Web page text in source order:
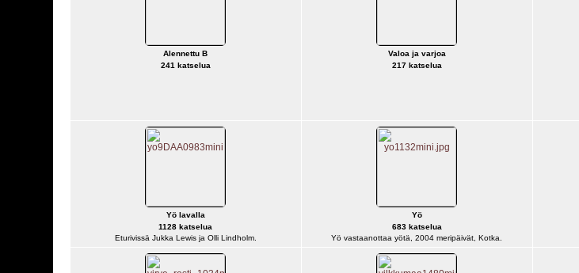
Alennettu B
241 katselua
Valoa ja varjoa
217 katselua
Yö lavalla
1128 katselua
Eturivissä Jukka Lewis ja Olli Lindholm.
Yö
683 katselua
Yö vastaanottaa yötä, 2004 meripäivät, Kotka.